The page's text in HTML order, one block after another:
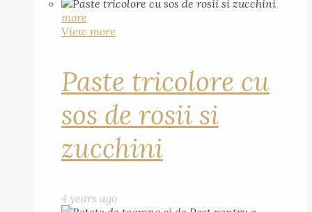
more
View more
Paste tricolore cu
sos de rosii si
zucchini
4 years ago